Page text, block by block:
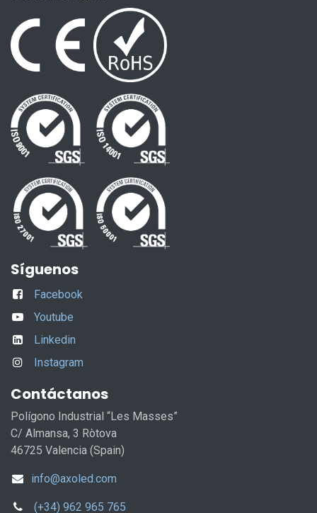
Síguenos
Facebook
Youtube
Linkedin
Instagram
Contáctanos
Polígono Industrial “Les Masses”
C/ Almansa, 3 Ròtova
46725 Valencia (Spain)
info@axoled.com
(+34) 962 965 765